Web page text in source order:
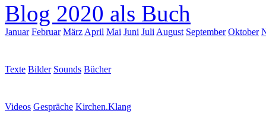
Blog 2020 als Buch
Januar Februar März April Mai Juni Juli August September Oktober
Texte Bilder Sounds Bücher
Videos Gespräche Kirchen.Klang